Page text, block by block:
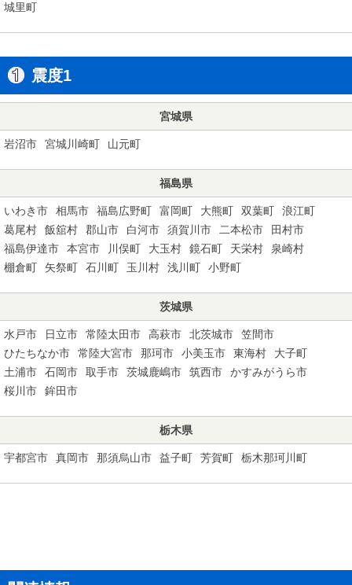
城里町
震度1
宮城県
岩沼市 宮城川崎町 山元町
福島県
いわき市 相馬市 福島広野町 富岡町 大熊町 双葉町
浪江町
葛尾村
飯舘村 郡山市 白河市 須賀川市 二本松市
田村市
福島伊達市
本宮市 川俣町 大玉村 鏡石町 天栄村
泉崎村
棚倉町
矢祭町 石川町 玉川村 浅川町 小野町
茨城県
水戸市 日立市 常陸太田市 高萩市 北茨城市
笠間市
ひたちなか市
常陸大宮市 那珂市 小美玉市 東海村
大子町
土浦市
石岡市 取手市 茨城鹿嶋市 筑西市
かすみがうら市
桜川市
鉾田市
栃木県
宇都宮市 真岡市 那須烏山市 益子町 芳賀町 栃木那珂川町